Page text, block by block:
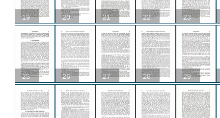
19 20 21 22 23
25 26 27 28 29